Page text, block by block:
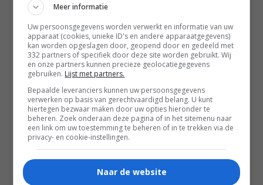
Ann Coles
Dinicol,John Dolan,Patrick
Gillen,Liz Gordon,Richard
Hardacre,Ron Hartmann,
Robert Hawkins
Paul
Horruzey, Raymond Hunt
Richard Kovsky, Alex Laurier
Joy Learn,John Lefebvre,
Mathew Mackay, Jacqueline
McLeod,Victoria Mitchell,
Leah Salomaa,Gabriel Sirois
Meer informatie
Uw persoonsgegevens worden verwerkt en informatie van uw
apparaat (cookies, unieke ID's en andere apparaatgegevens)
kan worden opgeslagen door, geopend door en gedeeld met
332 partners of specifiek door deze site worden gebruikt. Wij
en onze partners kunnen precieze geolocatiegegevens
gebruiken. Lijst met partners.
Bepaalde leveranciers kunnen uw persoonsgegevens
verwerken op basis van gerechtvaardigd belang. U kunt
hiertegen bezwaar maken door uw opties hieronder te
beheren. Zoek onderaan deze pagina of in het sitemenu naar
een link om uw toestemming te beheren of in te trekken via de
privacy- en cookie-instellingen.
Naar de website